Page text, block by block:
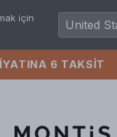
için
6 TAKSIT